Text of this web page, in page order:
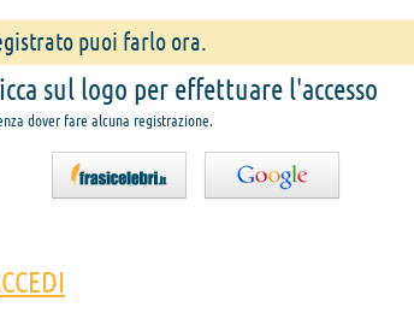
puoi farlo ora.
sul logo per effettuare l'accesso
dover fare alcuna registrazione.